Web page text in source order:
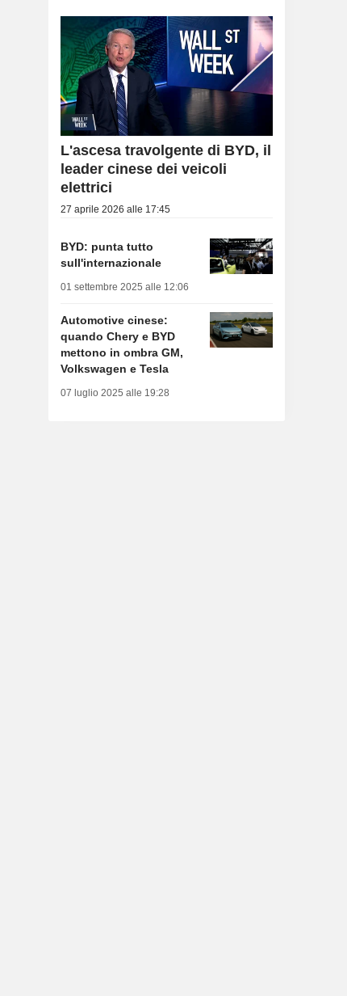
L'ascesa travolgente di BYD, il
leader cinese dei veicoli
elettrici
27 aprile 2026 alle 17:45
BYD: punta tutto
sull'internazionale
01 settembre 2025 alle 12:06
Automotive cinese:
quando Chery e BYD
mettono in ombra GM,
Volkswagen e Tesla
07 luglio 2025 alle 19:28